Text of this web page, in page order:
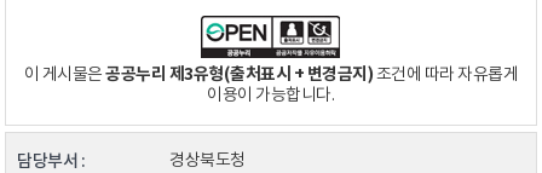
이 게시물은공공누리 제3유형(출처표시 + 변경금지)조건에 따라 자유롭게
이용이 가능합니다.
담당부서 : 경상북도청